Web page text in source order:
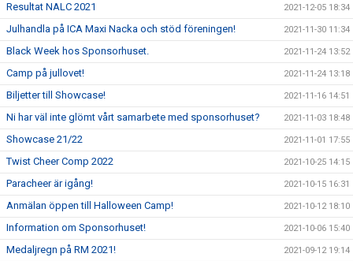
Resultat NALC 2021 2021-12-05 18:34
Julhandla på ICA Maxi Nacka och stöd föreningen! 2021-11-30 11:34
Black Week hos Sponsorhuset. 2021-11-24 13:52
Camp på jullovet! 2021-11-24 13:18
Biljetter till Showcase! 2021-11-16 14:51
Ni har väl inte glömt vårt samarbete med sponsorhuset? 2021-11-03 18:48
Showcase 21/22 2021-11-01 17:55
Twist Cheer Comp 2022 2021-10-25 14:15
Paracheer är igång! 2021-10-15 16:31
Anmälan öppen till Halloween Camp! 2021-10-12 18:10
Information om Sponsorhuset! 2021-10-06 15:40
Medaljregn på RM 2021! 2021-09-12 19:14